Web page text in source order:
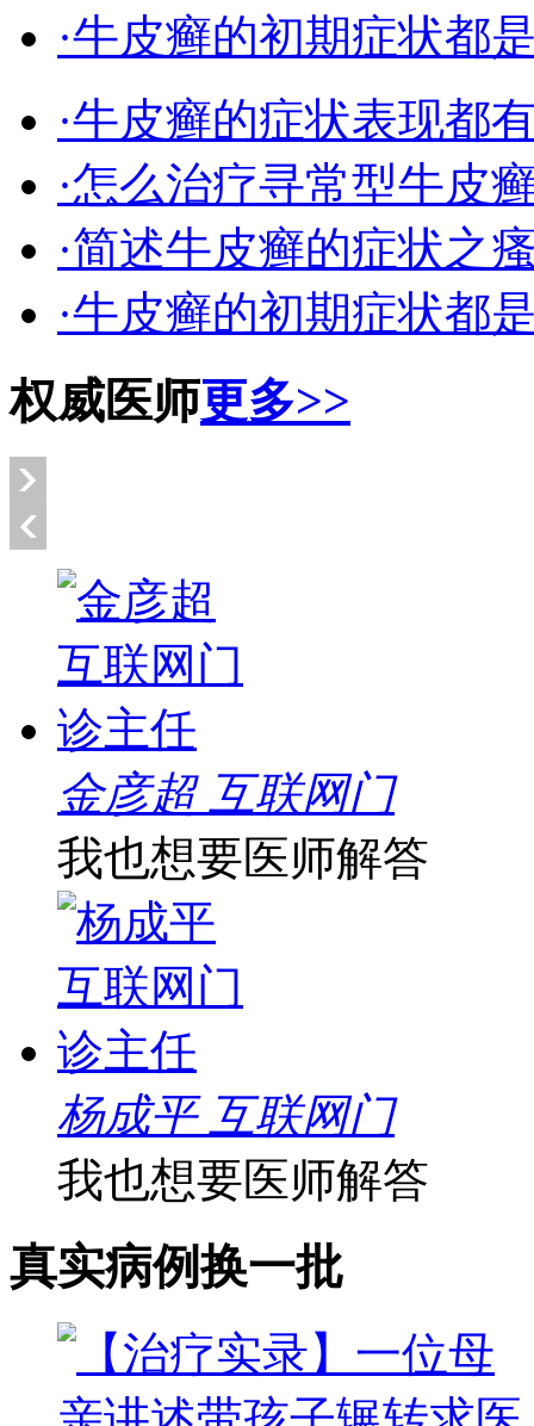
·牛皮癣的初期症状都
·牛皮癣的症状表现都
·怎么治疗寻常型牛皮
·简述牛皮癣的症状之
·牛皮癣的初期症状都
权威医师更多>>
金彦超 互联网门
我也想要医师解答
杨成平 互联网门
我也想要医师解答
真实病例换一批